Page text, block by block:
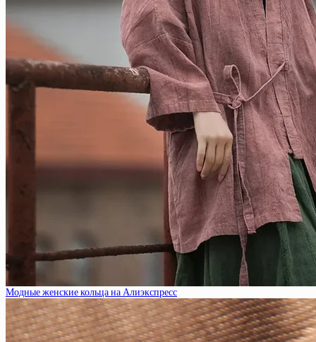
Модные женские кольца на Алиэкспресс